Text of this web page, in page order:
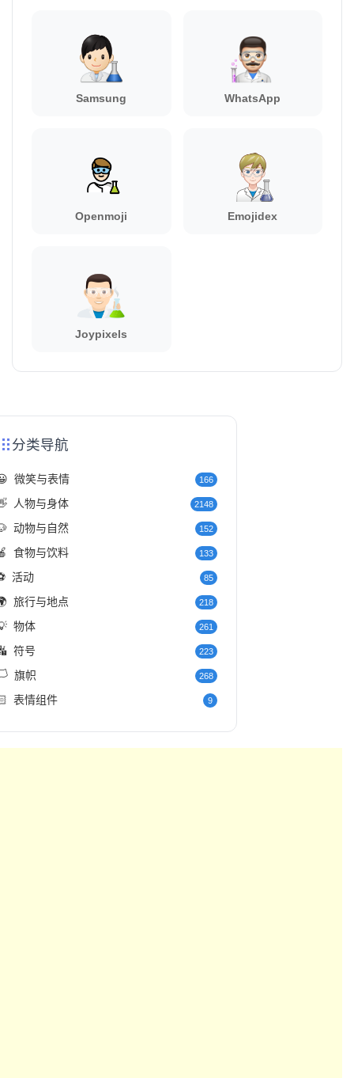
Samsung WhatsApp
Openmoji Emojidex
Joypixels
分类导航
微笑与表情 166
人物与身体 2148
动物与自然 152
食物与饮料 133
活动 85
旅行与地点 218
物体 261
符号 223
旗帜 268
表情组件 9